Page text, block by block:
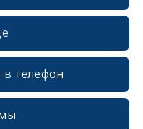
телефон